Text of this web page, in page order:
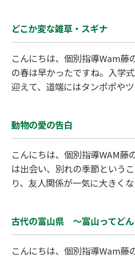
しても英作文が作成できない
工夫をお伝えします！ 一般的
にする時に使う英語は「think
り、、、 気分もなかなか上が
んなシーズンである梅雨ですが
雨と書くのでしょうか？ 梅雨
れた由来は中国にあると言わ
しては2つあり １つ目は梅の
らという説 中国の揚子江周辺
に雨季あたり、このことから
ようになったと言われています
カビが生えやすいか…
どこか変な雑草・スギナ
こんにちは、個別指導Wam藤
の春は早かったですね。入学
迎えて、道端にはタンポポや
すが、逆に梅雨の時期をあま
とを前向きに考えておきます
節が終盤を迎えたので、その
してみましょう。「え、葉な
ん、だいたいどうせ雑草でし
に、ぼんやりでもいいので眺
かった同じような葉にもいろ
に気付くと思います。例えば
がる葉があったり、細くて長
動物の愛の告白
こんにちは、個別指導WAM藤
は出会い、別れの季節という
り、友人関係が一気に大きく
愛の告白のお話です。動物の
のなのでしょうか。 まず、ク
繫殖期になるとメスのクジャ
古代の富山県 ～富山ってど
こんにちは、個別指導Wam藤